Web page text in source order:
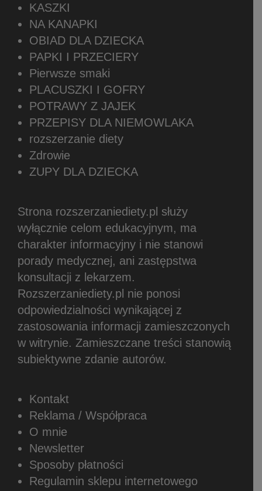
KASZKI
NA KANAPKI
OBIAD DLA DZIECKA
PAPKI I PRZECIERY
Pierwsze smaki
PLACUSZKI I GOFRY
POTRAWY Z JAJEK
PRZEPISY DLA NIEMOWLAKA
rozszerzanie diety
Zdrowie
ZUPY DLA DZIECKA
Strona rozszerzaniediety.pl służy
wyłącznie celom edukacyjnym, ma
charakter informacyjny i nie stanowi
porady medycznej, ani zastępstwa
konsultacji z lekarzem.
Rozszerzaniediety.pl nie ponosi
odpowiedzialności wynikającej z
zastosowania informacji zamieszczonych
w witrynie. Zamieszczane treści stanowią
subiektywne zdanie autorów.
Kontakt
Reklama / Współpraca
O mnie
Newsletter
Sposoby płatności
Regulamin sklepu internetowego